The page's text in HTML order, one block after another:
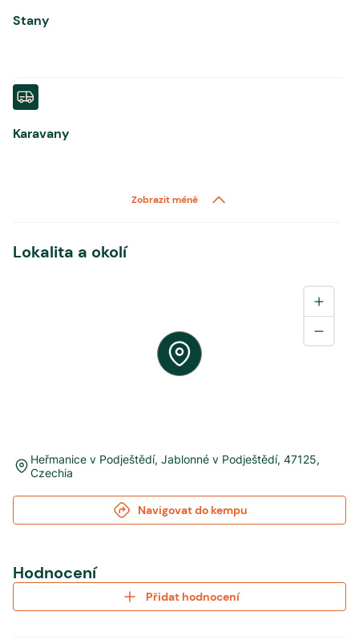
Stany
Karavany
Zobrazit méně
Lokalita a okolí
Heřmanice v Podještědí, Jablonné v Podještědí, 47125,
Czechia
Navigovat do kempu
Hodnocení
Přidat hodnocení